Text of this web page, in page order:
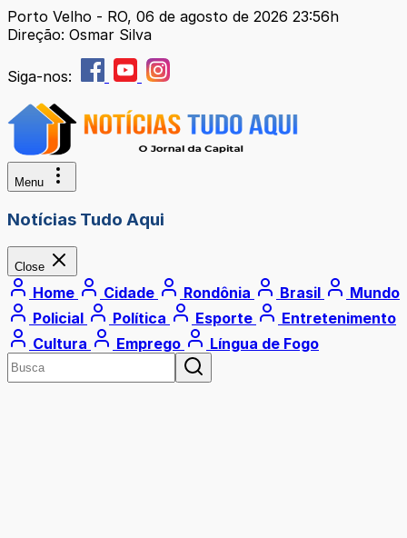
Porto Velho - RO, 06 de agosto de 2026 23:56h
Direção: Osmar Silva
Siga-nos:
Menu
Notícias Tudo Aqui
Close
Home Cidade Rondônia Brasil
Mundo
Policial
Política Esporte
Entretenimento
Cultura
Emprego Língua de Fogo